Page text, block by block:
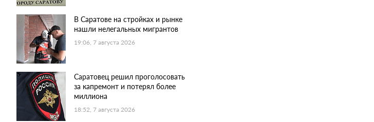
В Саратове на стройках и рынке
нашли нелегальных мигрантов
19:06, 7 августа 2026
Саратовец решил проголосовать
за капремонт и потерял более
миллиона
18:52, 7 августа 2026